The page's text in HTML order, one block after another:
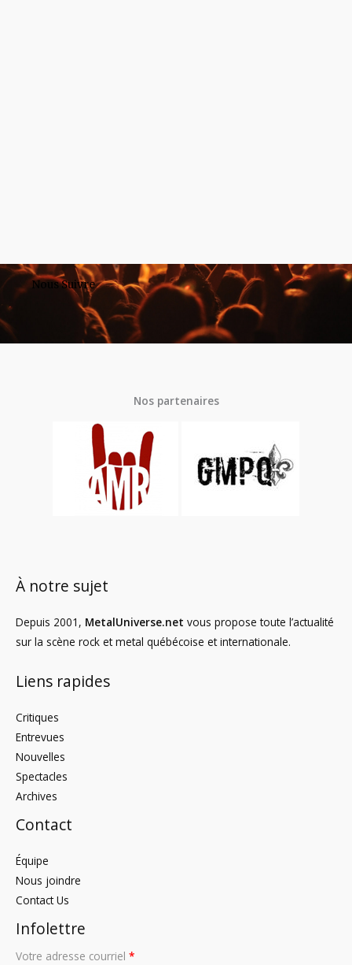
Nous Suivre
Nos partenaires
À notre sujet
Depuis 2001, MetalUniverse.net vous propose toute l’actualité
sur la scène rock et metal québécoise et internationale.
Liens rapides
Critiques
Entrevues
Nouvelles
Spectacles
Archives
Contact
Équipe
Nous joindre
Contact Us
Infolettre
Votre adresse courriel *